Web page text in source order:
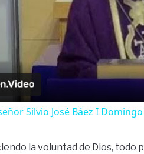
Silvio José Báez I
la voluntad de Dios,